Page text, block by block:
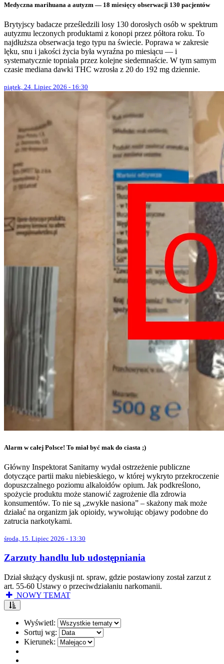
Medyczna marihuana a autyzm — 18 miesięcy obserwacji 130 pacjentów
Brytyjscy badacze prześledzili losy 130 dorosłych osób w spektrum
autyzmu leczonych produktami z konopi przez półtora roku. To
najdłuższa obserwacja tego typu na świecie. Poprawa w zakresie
lęku, snu i jakości życia była wyraźna po miesiącu — i
systematycznie topniała przez kolejne siedemnaście. W tym samym
czasie mediana dawki THC wzrosła z 20 do 192 mg dziennie.
piątek, 24. Lipiec 2026 - 16:30
Alarm w całej Polsce! To miał być mak do ciasta ;)
Główny Inspektorat Sanitarny wydał ostrzeżenie publiczne
dotyczące partii maku niebieskiego, w której wykryto przekroczenie
dopuszczalnego poziomu alkaloidów opium. Jak podkreślono,
spożycie produktu może stanowić zagrożenie dla zdrowia
konsumentów. To nie są „zwykłe nasiona” – skażony mak może
działać na organizm jak opioidy, wywołując objawy podobne do
zatrucia narkotykami.
środa, 15. Lipiec 2026 - 13:30
Zarzuty handlu lub udostępniania
Dział służący dyskusji nt. spraw, gdzie postawiony został zarzut z
art. 55-60 Ustawy o przeciwdziałaniu narkomanii.
NOWY TEMAT
Wyświetl:
Sortuj wg:
Kierunek: